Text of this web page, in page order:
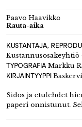
Paavo Haavikko
Rauta-aika
KUSTANTAJA,
Kustannusosakeyhtiö
TYPOGRAFIA Markku
KIRJAINTYYPPI
Sidos ja etulehdet
paperi onnistunut.